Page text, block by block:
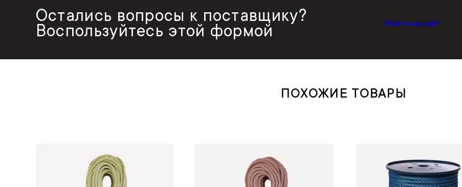
Остались вопросы к поставщику?
Воспользуйтесь этой формой
Войти на сайт
ПОХОЖИЕ ТОВАРЫ